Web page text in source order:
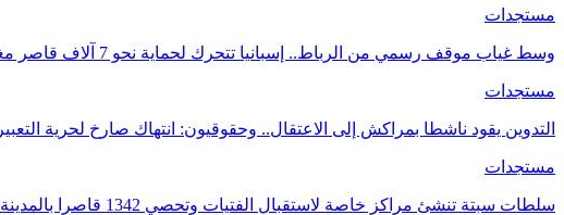
مستجدات
وسط غياب موقف رسمي من الرباط.. إسبانيا تتحرك لحماية نحو 7 آلاف قاصر مغربي في سبتة
مستجدات
التدوين يقود ناشطا بمراكش إلى الاعتقال.. وحقوقيون: انتهاك صارخ لحرية التعبير
مستجدات
سلطات سبتة تنشئ مراكز خاصة لاستقبال الفتيات وتحصي 1342 قاصرا بالمدينة أعمار أغلبهم ما…